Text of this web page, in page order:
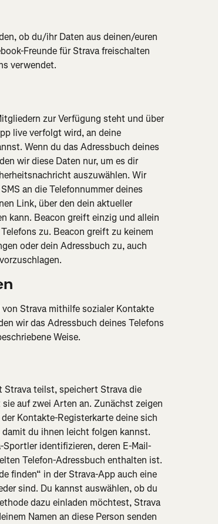
ob du/ihr Daten aus deinen/euren
Freunde für Strava freischalten
verwendet.
zur Verfügung steht und über
live verfolgt wird, an deine
Wenn du das Adressbuch deines
wir diese Daten nur, um es dir
auszuwählen. Wir
an die Telefonnummer deines
Link, über den dein aktueller
kann. Beacon greift einzig und allein
zu. Beacon greift zu keinem
oder dein Adressbuch zu, auch
Strava mithilfe sozialer Kontakte
wir das Adressbuch deines Telefons
Weise.
Strava teilst, speichert Strava die
auf zwei Arten an. Zunächst zeigen
Kontakte-Registerkarte deine sich
du ihnen leicht folgen kannst.
identifizieren, deren E-Mail-
Telefon-Adressbuch enthalten ist.
finden“ in der Strava-App auch eine
sind. Du kannst auswählen, ob du
dazu einladen möchtest, Strava
Namen an diese Person senden